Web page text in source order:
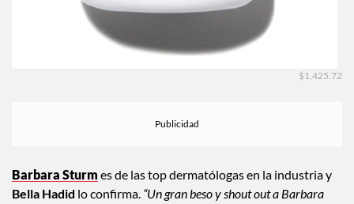
$1,425.72
Barbara Sturm es de las top dermatólogas en la industria y
Bella Hadid lo confirma. “Un gran beso y shout out a Barbara